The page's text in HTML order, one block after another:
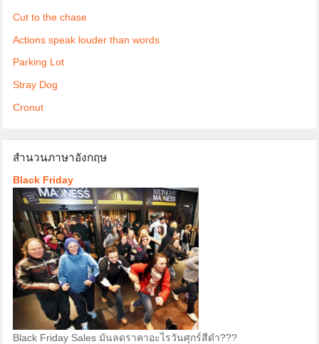
Cut to the chase
Actions speak louder than words
Parking Lot
Stray Dog
Cronut
สำนวนภาษาอังกฤษ
Black Friday
Black Friday Sales มันลดราคาอะไรวันศุกร์สีดำ???